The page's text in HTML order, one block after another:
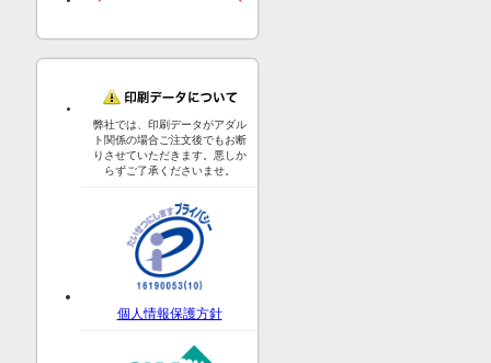
弊社では、印刷データがアダル
ト関係の場合ご注文後でもお断
りさせていただきます。悪しか
らずご了承くださいませ。
個人情報保護方針